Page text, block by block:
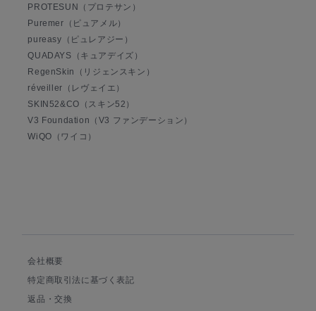
PROTESUN（プロテサン）
Puremer（ピュアメル）
pureasy（ピュレアジー）
QUADAYS（キュアデイズ）
RegenSkin（リジェンスキン）
réveiller（レヴェイエ）
SKIN52&CO（スキン52）
V3 Foundation（V3 ファンデーション）
WiQO（ワイコ）
会社概要
特定商取引法に基づく表記
返品・交換